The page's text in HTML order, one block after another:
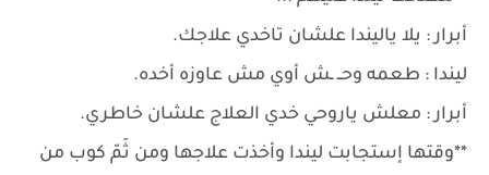
أبرار : يلا ياليندا علشان تاخدي علاجك.
ليندا : طعمه وحــ ـش أوي مش عاوزه أخده.
أبرار : معلش ياروحي خدي العلاج علشان خاطري.
**وقتها إستجابت ليندا وأخذت علاجها ومن ثَمّ كوب من